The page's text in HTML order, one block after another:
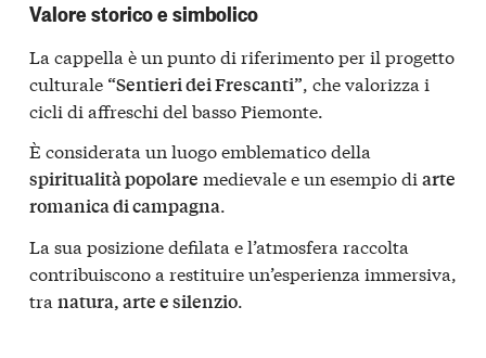
Valore storico e simbolico
La cappella è un punto di riferimento per il progetto
culturale “Sentieri dei Frescanti”, che valorizza i
cicli di affreschi del basso Piemonte.
È considerata un luogo emblematico della
spiritualità popolare medievale e un esempio di arte
romanica di campagna.
La sua posizione defilata e l’atmosfera raccolta
contribuiscono a restituire un’esperienza immersiva,
tra natura, arte e silenzio.